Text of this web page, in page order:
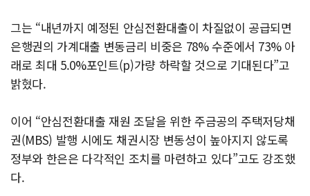
그는 “내년까지 예정된 안심전환대출이 차질없이 공급되면
은행권의 가계대출 변동금리 비중은 78% 수준에서 73% 아
래로 최대 5.0%포인트(p)가량 하락할 것으로 기대된다”고
밝혔다.
이어 “안심전환대출 재원 조달을 위한 주금공의 주택저당채
권(MBS) 발행 시에도 채권시장 변동성이 높아지지 않도록
정부와 한은은 다각적인 조치를 마련하고 있다”고도 강조했
다.